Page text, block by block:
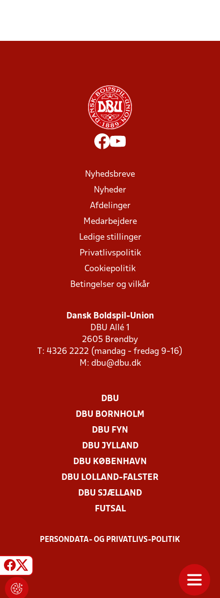
Nyhedsbreve
Nyheder
Afdelinger
Medarbejdere
Ledige stillinger
Privatlivspolitik
Cookiepolitik
Betingelser og vilkår
Dansk Boldspil-Union
DBU Allé 1
2605 Brøndby
T: 4326 2222 (mandag - fredag 9-16)
M: dbu@dbu.dk
DBU
DBU BORNHOLM
DBU FYN
DBU JYLLAND
DBU KØBENHAVN
DBU LOLLAND-FALSTER
DBU SJÆLLAND
FUTSAL
PERSONDATA- OG PRIVATLIVS-POLITIK